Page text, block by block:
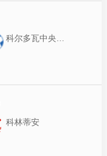
科林蒂安